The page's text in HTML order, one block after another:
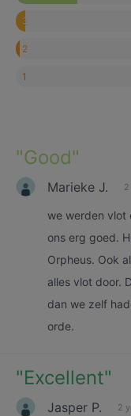
3
2
1
"Good"
Marieke J.
we werden vlot
ons erg goed.
Orpheus. Ook
alles vlot door.
dan we zelf
orde.
"Excellent"
Jasper P. 2